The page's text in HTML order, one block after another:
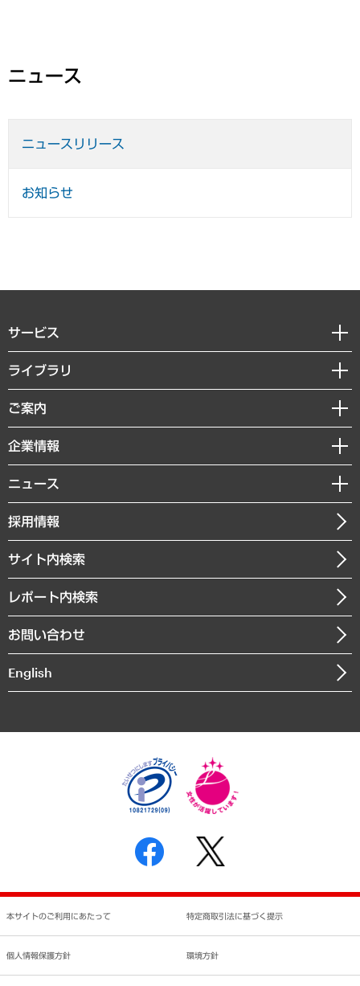
ニュース
ニュースリリース
お知らせ
サービス
経営戦略
組織・人事戦略
デジタルイノベーション
共生・ダイバーシティ
GRC（ガバナンス・リスク・コンプライアンス）・防災（政策）
経済・産業・雇用・労働
まちづくり・観光・交通・スポーツ・スマートシティ
自然資源・農林水産業・食料システム
ライブラリ
経済調査
レポート
コラム
経営用語集
受託・受注実績（官公庁関連）
メディア掲載・出演
ご案内
セミナー・イベント情報
MUFGビジネスセミナー
受託案件情報
企業情報
私たちの想い
社長メッセージ
会社概要
沿革
組織図・本部部室紹介
インドネシア現地法人
個人情報保護方針
反社会的勢力に対する基本方針
書面による個人情報の開示等の請求の手続きについて
ニュース
ニュースリリース
お知らせ
採用情報
サイト内検索
レポート内検索
お問い合わせ
English
本サイトのご利用にあたって 特定商取引法に基づく提示
個人情報保護方針 環境方針